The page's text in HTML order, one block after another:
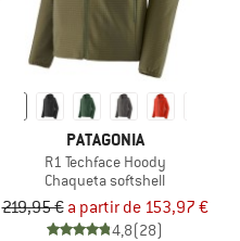
PATAGONIA
R1 Techface Hoody
Chaqueta softshell
219,95 € a partir de 153,97 €
4,8(28)